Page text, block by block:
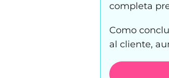
completa
Como
al cliente,